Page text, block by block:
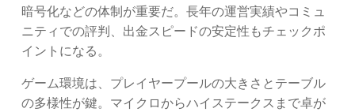
暗号化などの体制が重要だ。長年の運営実績やコミュ
ニティでの評判、出金スピードの安定性もチェックポ
イントになる。
ゲーム環境は、プレイヤープールの大きさとテーブル
の多様性が鍵。マイクロからハイステークスまで卓が